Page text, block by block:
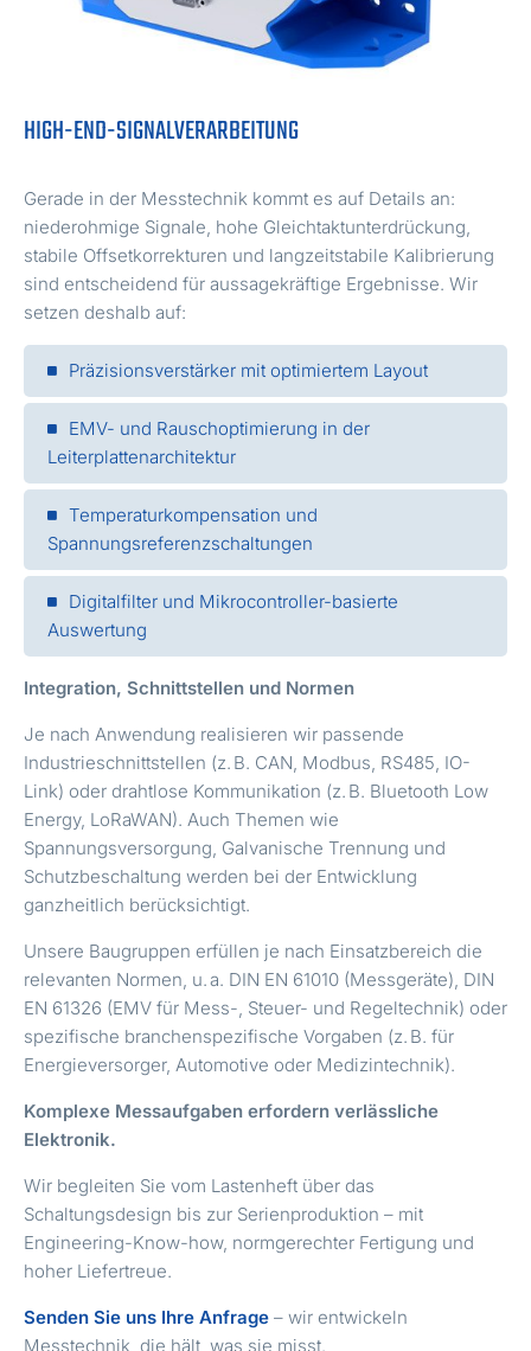
HIGH-END-SIGNALVERARBEITUNG
Gerade in der Messtechnik kommt es auf Details an:
niederohmige Signale, hohe Gleichtaktunterdrückung,
stabile Offsetkorrekturen und langzeitstabile Kalibrierung
sind entscheidend für aussagekräftige Ergebnisse. Wir
setzen deshalb auf:
Präzisionsverstärker mit optimiertem Layout
EMV- und Rauschoptimierung in der
Leiterplattenarchitektur
Temperaturkompensation und
Spannungsreferenzschaltungen
Digitalfilter und Mikrocontroller-basierte
Auswertung
Integration, Schnittstellen und Normen
Je nach Anwendung realisieren wir passende
Industrieschnittstellen (z. B. CAN, Modbus, RS485, IO-
Link) oder drahtlose Kommunikation (z. B. Bluetooth Low
Energy, LoRaWAN). Auch Themen wie
Spannungsversorgung, Galvanische Trennung und
Schutzbeschaltung werden bei der Entwicklung
ganzheitlich berücksichtigt.
Unsere Baugruppen erfüllen je nach Einsatzbereich die
relevanten Normen, u.a. DIN EN 61010 (Messgeräte), DIN
EN 61326 (EMV für Mess-, Steuer- und Regeltechnik) oder
spezifische branchenspezifische Vorgaben (z. B. für
Energieversorger, Automotive oder Medizintechnik).
Komplexe Messaufgaben erfordern verlässliche
Elektronik.
Wir begleiten Sie vom Lastenheft über das
Schaltungsdesign bis zur Serienproduktion – mit
Engineering-Know-how, normgerechter Fertigung und
hoher Liefertreue.
Senden Sie uns Ihre Anfrage – wir entwickeln
Messtechnik, die hält, was sie misst.